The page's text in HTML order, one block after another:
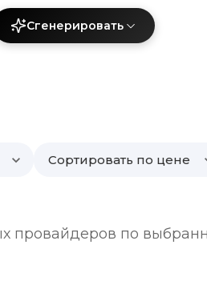
Сгенерировать
Сортировать по цене
провайдеров по